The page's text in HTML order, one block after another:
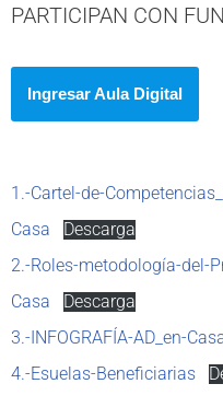
PARTICIPAN CON
Ingresar Aula Digital
1.-Cartel-de-
Casa
Descarga
2.-Roles-metodología-del-
Casa
Descarga
3.-INFOGRAFÍA-AD_en-
4.-Esuelas-Beneficiarias